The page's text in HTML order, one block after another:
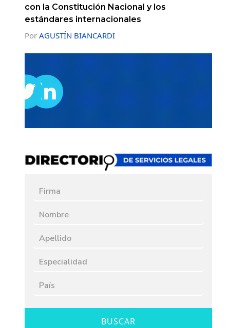
con la Constitución Nacional y los
estándares internacionales
Por AGUSTÍN BIANCARDI
BUSCAR